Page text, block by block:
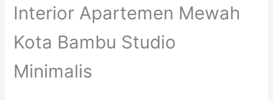
Interior Apartemen Mewah
Kota Bambu Studio
Minimalis